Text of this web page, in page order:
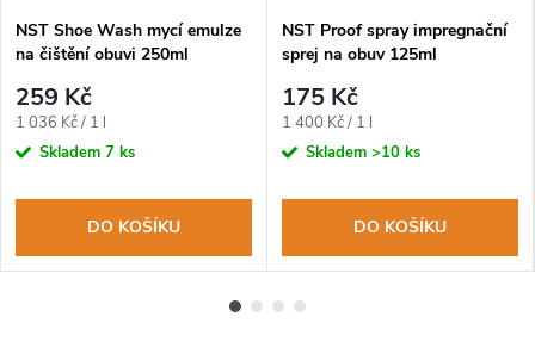
NST Shoe Wash mycí emulze
na čištění obuvi 250ml
259 Kč
Měrná
cena:
1 036 Kč / 1 l
Skladem 7 ks
DO KOŠÍKU
NST Proof spray impregnační
sprej na obuv 125ml
175 Kč
Měrná
cena:
1 400 Kč / 1 l
Skladem >10 ks
DO KOŠÍKU